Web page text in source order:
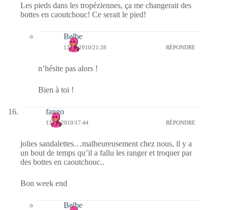
Les pieds dans les tropéziennes, ça me changerait des
bottes en caoutchouc! Ce serait le pied!
Belbe
13/11/2010/21:28 RÉPONDRE
n’hésite pas alors !
Bien à toi !
fango
13/11/2010/17:44 RÉPONDRE
jolies sandalettes…malheureusement chez nous, il y a
un bout de temps qu’il a fallu les ranger et troquer par
des bottes en caoutchouc..
Bon week end
Belbe